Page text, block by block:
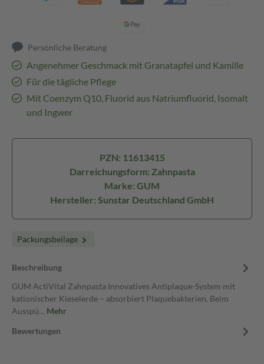
Persönliche Beratung
Angenehmer Geschmack mit Granatapfel und Kamille
Für die tägliche Pflege
Mit Coenzym Q10, Fluorid aus Natriumfluorid, Isomalt
und Ingwer
PZN: 11613415
Darreichungsform: Zahnpasta
Marke: GUM
Hersteller: Sunstar Deutschland GmbH
Packungsbeilage
Beschreibung
GUM ActiVital Zahnpasta Innovatives Antiplaque-System mit
kationischer Kieselerde – absorbiert Plaquebakterien. Beim
Ausspü… Mehr
Bewertungen